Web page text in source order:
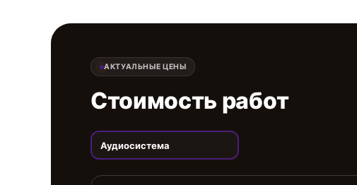
АКТУАЛЬНЫЕ ЦЕНЫ
Стоимость работ
Аудиосистема